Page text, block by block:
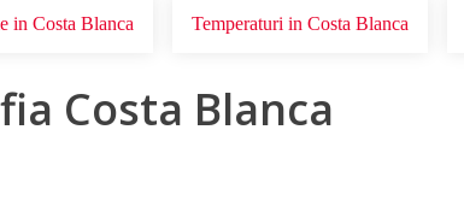
in Costa Blanca Temperaturi in Costa Blanca
Costa Blanca